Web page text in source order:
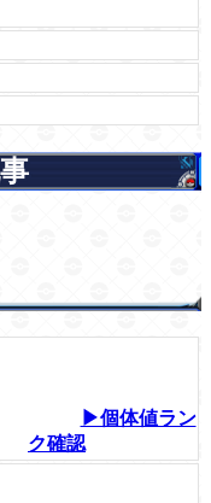
▶個体値ラン
ク確認